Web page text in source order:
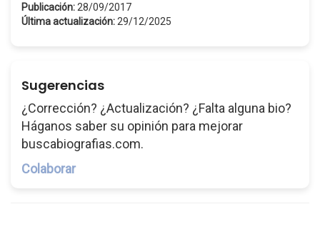
Publicación: 28/09/2017
Última actualización: 29/12/2025
Sugerencias
¿Corrección? ¿Actualización? ¿Falta alguna bio?
Háganos saber su opinión para mejorar
buscabiografias.com.
Colaborar